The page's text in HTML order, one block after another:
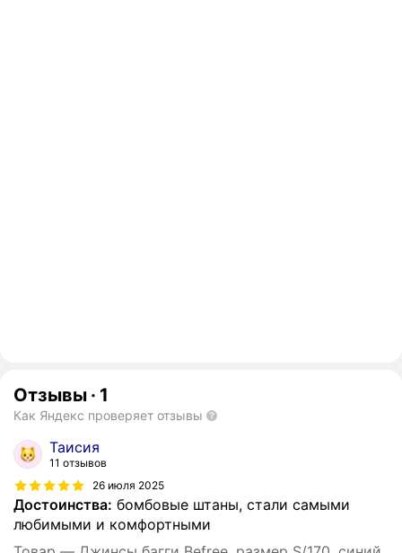
Отзывы · 1
Как Яндекс проверяет отзывы
Таисия
11 отзывов
26 июля 2025
Достоинства: бомбовые штаны, стали самыми
любимыми и комфортными